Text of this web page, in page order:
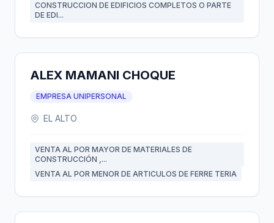
CONSTRUCCION DE EDIFICIOS COMPLETOS O PARTE
DE EDI...
ALEX MAMANI CHOQUE
EMPRESA UNIPERSONAL
EL ALTO
VENTA AL POR MAYOR DE MATERIALES DE
CONSTRUCCIÓN ,...
VENTA AL POR MENOR DE ARTICULOS DE FERRE TERIA